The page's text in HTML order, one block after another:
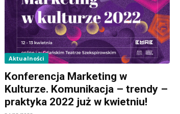
Aktualności
Konferencja Marketing w
Kulturze. Komunikacja – trendy –
praktyka 2022 już w kwietniu!